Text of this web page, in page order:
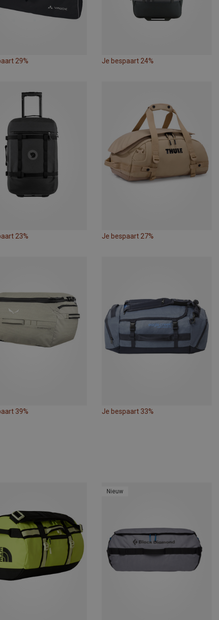
29% Je bespaart 24%
23% Je bespaart 27%
39% Je bespaart 33%
Nieuw